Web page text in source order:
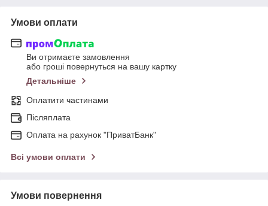
Умови оплати
Ви отримаєте замовлення
або гроші повернуться на вашу картку
Детальніше
Оплатити частинами
Післяплата
Оплата на рахунок "ПриватБанк"
Всі умови оплати
Умови повернення